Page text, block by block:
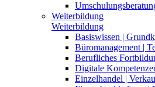
Weiterbildung
Weiterbildung
Basiswissen |
Büromanagement |
Berufliches
Digitale
Einzelhandel |